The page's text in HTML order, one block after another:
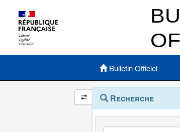
Menu principal
Bulletin Officiel
Navigation
et
outils
annexes
Menu
contextuel
Recherche